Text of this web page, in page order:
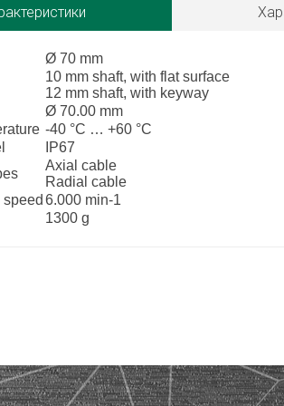
Ø 70 mm
10 mm shaft, with flat surface
12 mm shaft, with keyway
Ø 70.00 mm
-40 °C … +60 °C
IP67
Axial cable
Radial cable
speed 6.000 min-1
1300 g